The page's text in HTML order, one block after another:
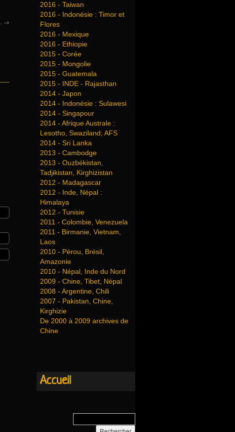
→
2016 - Taiwan
2016 - Indonésie : Timor et
Flores
2016 - Mexique
2016 - Ethiopie
2015 - Corée
2015 - Mongolie
2015 - Guatemala
2015 - INDE - Rajasthan
2014 - Japon
2014 - Indonésie : Sulawesi
2014 - Singapour
2014 - Afrique Australe :
Lesotho, Swaziland, AFS
2014 - Sri Lanka
2013 - Cambodge
2013 - Ouzbékistan,
Tadjikistan, Kirghizistan
2012 - Madagascar
2012 - Inde, Népal :
Himalaya
2012 - Tunisie
2011 - Colombie, Venezuela
2011 - Birmanie, Vietnam,
Laos
2010 - Pérou, Brésil,
Amazonie
2010 - Népal, Inde du Nord
2009 - Chine, Tibet, Népal
2008 - Argentine, Chili
2007 - Pakistan, Chine,
Kirghizie
De 2000 à 2009 archives de
Chine
Accueil